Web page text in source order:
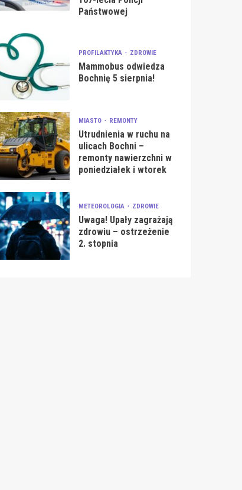
Państwowej
PROFILAKTYKA ZDROWIE
Mammobus odwiedza
Bochnię 5 sierpnia!
MIASTO REMONTY
Utrudnienia w ruchu na
ulicach Bochni –
remonty nawierzchni w
poniedziałek i wtorek
METEOROLOGIA ZDROWIE
Uwaga! Upały zagrażają
zdrowiu – ostrzeżenie
2. stopnia